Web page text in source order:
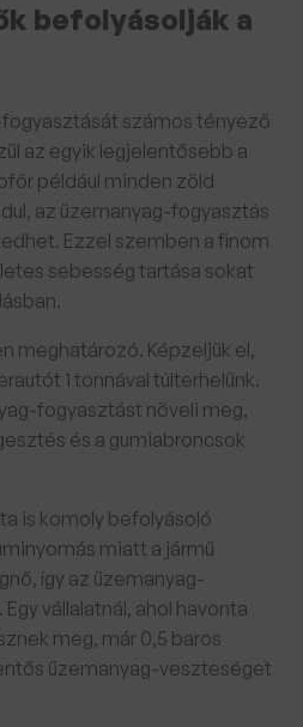
befolyásolják a
számos tényező
az egyik legjelentősebb a
például minden zöld
az üzemanyag-fogyasztás
Ezzel szemben a finom
sebesség tartása sokat
meghatározó. Képzeljük el,
1 tonnával túlterhelünk.
fogyasztást növeli meg,
és a gumiabroncsok
is komoly befolyásoló
miatt a jármű
így az üzemanyag-
vállalatnál, ahol havonta
meg, már 0,5 baros
üzemanyag-veszteséget